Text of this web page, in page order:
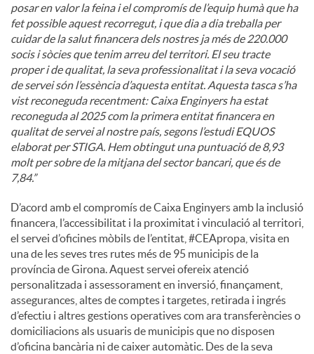
posar en valor la feina i el compromís de l’equip humà que ha
fet possible aquest recorregut, i que dia a dia treballa per
cuidar de la salut financera dels nostres ja més de 220.000
socis i sòcies que tenim arreu del territori. El seu tracte
proper i de qualitat, la seva professionalitat i la seva vocació
de servei són l’essència d’aquesta entitat. Aquesta tasca s’ha
vist reconeguda recentment: Caixa Enginyers ha estat
reconeguda al 2025 com la primera entitat financera en
qualitat de servei al nostre país, segons l’estudi EQUOS
elaborat per STIGA. Hem obtingut una puntuació de 8,93
molt per sobre de la mitjana del sector bancari, que és de
7,84.”
D’acord amb el compromís de Caixa Enginyers amb la inclusió
financera, l’accessibilitat i la proximitat i vinculació al territori,
el servei d’oficines mòbils de l’entitat, #CEApropa, visita en
una de les seves tres rutes més de 95 municipis de la
província de Girona. Aquest servei ofereix atenció
personalitzada i assessorament en inversió, finançament,
assegurances, altes de comptes i targetes, retirada i ingrés
d’efectiu i altres gestions operatives com ara transferències o
domiciliacions als usuaris de municipis que no disposen
d’oficina bancària ni de caixer automàtic. Des de la seva